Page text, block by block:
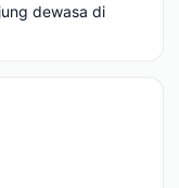
dewasa di